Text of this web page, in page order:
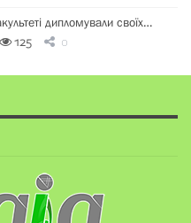
дипломували своїх…
125 0